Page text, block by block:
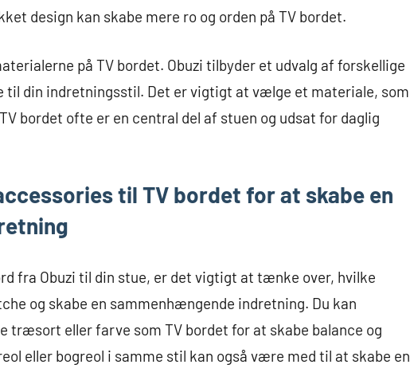
design kan skabe mere ro og orden på TV bordet.
på TV bordet. Obuzi tilbyder et udvalg af forskellige
din indretningsstil. Det er vigtigt at vælge et materiale, som
bordet ofte er en central del af stuen og udsat for daglig
til TV bordet for at skabe en
fra Obuzi til din stue, er det vigtigt at tænke over, hvilke
og skabe en sammenhængende indretning. Du kan
træsort eller farve som TV bordet for at skabe balance og
eller bogreol i samme stil kan også være med til at skabe en